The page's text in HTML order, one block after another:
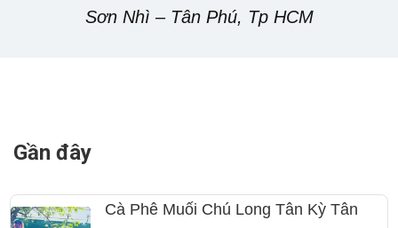
Sơn Nhì – Tân Phú, Tp HCM
Gần đây
Cà Phê Muối Chú Long Tân Kỳ Tân